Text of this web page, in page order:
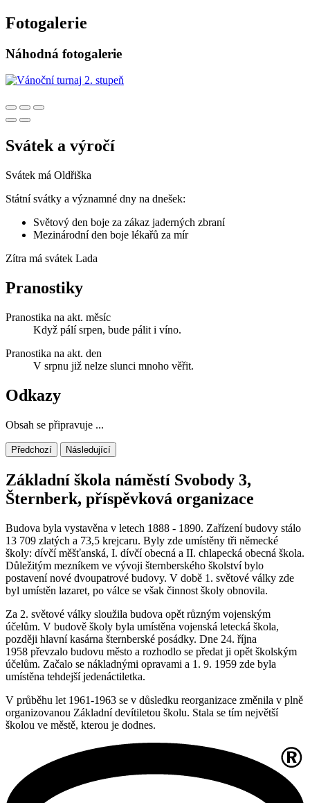
Fotogalerie
Náhodná fotogalerie
Svátek a výročí
Svátek má Oldřiška
Státní svátky a významné dny na dnešek:
Světový den boje za zákaz jaderných zbraní
Mezinárodní den boje lékařů za mír
Zítra má svátek Lada
Pranostiky
Pranostika na akt. měsíc
Když pálí srpen, bude pálit i víno.
Pranostika na akt. den
V srpnu již nelze slunci mnoho věřit.
Odkazy
Obsah se připravuje ...
Předchozí Následující
Základní škola náměstí Svobody 3,
Šternberk, příspěvková organizace
Budova byla vystavěna v letech 1888 - 1890. Zařízení budovy stálo
13 709 zlatých a 73,5 krejcaru. Byly zde umístěny tři německé
školy: dívčí měšťanská, I. dívčí obecná a II. chlapecká obecná škola.
Důležitým mezníkem ve vývoji šternberského školství bylo
postavení nové dvoupatrové budovy. V době 1. světové války zde
byl umístěn lazaret, po válce se však činnost školy obnovila.
Za 2. světové války sloužila budova opět různým vojenským
účelům. V budově školy byla umístěna vojenská letecká škola,
později hlavní kasárna šternberské posádky. Dne 24. října
1958 převzalo budovu město a rozhodlo se předat ji opět školským
účelům. Začalo se nákladnými opravami a 1. 9. 1959 zde byla
umístěna tehdejší jedenáctiletka.
V průběhu let 1961-1963 se v důsledku reorganizace změnila v plně
organizovanou Základní devítiletou školu. Stala se tím největší
školou ve městě, kterou je dodnes.